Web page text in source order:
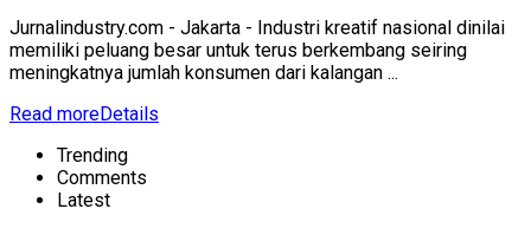
Jurnalindustry.com - Jakarta - Industri kreatif nasional dinilai
memiliki peluang besar untuk terus berkembang seiring
meningkatnya jumlah konsumen dari kalangan ...
Read moreDetails
Trending
Comments
Latest